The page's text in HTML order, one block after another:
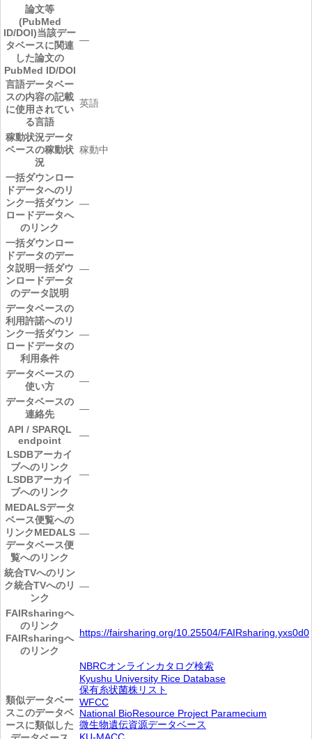
論文等
(PubMed
ID/DOI)当該デー
タベースに関連
した論文の
PubMed ID/DOI
―
言語データベー
スの内容の記載
に使用されてい
る言語
英語
稼動状況データ
ベースの稼動状
況
稼動中
一括ダウンロー
ドデータへのリ
ンク一括ダウン
ロードデータへ
のリンク
―
一括ダウンロー
ドデータのデー
タ説明一括ダウ
ンロードデータ
のデータ説明
―
データベースの
利用許諾へのリ
ンク一括ダウン
ロードデータの
利用条件
―
データベースの
使い方
―
データベースの
連絡先
―
API / SPARQL
endpoint
―
LSDBアーカイ
ブへのリンク
LSDBアーカイ
ブへのリンク
―
MEDALSデータ
ベース便覧への
リンクMEDALS
データベース便
覧へのリンク
―
統合TVへのリン
ク統合TVへのリ
ンク
―
FAIRsharingへ
のリンク
FAIRsharingへ
のリンク
https://fairsharing.org/10.25504/FAIRsharing.yxs0d0
類似データベー
スこのデータベ
ースに類似した
NBRCオンラインカタログ検索
Kyushu University Rice Database
保有糸状菌株リスト
WFCC
National BioResource Project Paramecium
微生物遺伝資源データベース
KU-MACC